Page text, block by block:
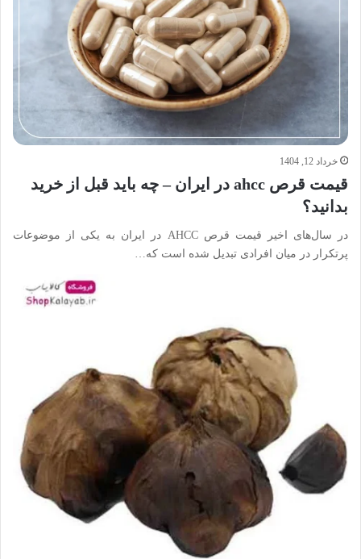
خرداد 12, 1404
قیمت قرص ahcc در ایران – چه باید قبل از خرید
بدانید؟
در سال‌های اخیر قیمت قرص AHCC در ایران به یکی از موضوعات
پرتکرار در میان افرادی تبدیل شده است که…